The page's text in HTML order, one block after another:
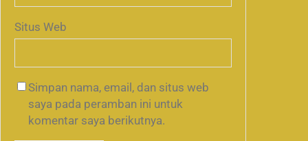
Situs Web
Simpan nama, email, dan situs web
saya pada peramban ini untuk
komentar saya berikutnya.